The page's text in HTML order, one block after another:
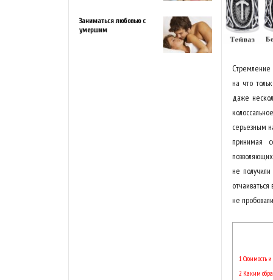
на что
даже
серьезным
принимая
не
не
1Стоимость
2 Каким
Заниматься любовью с
умершим